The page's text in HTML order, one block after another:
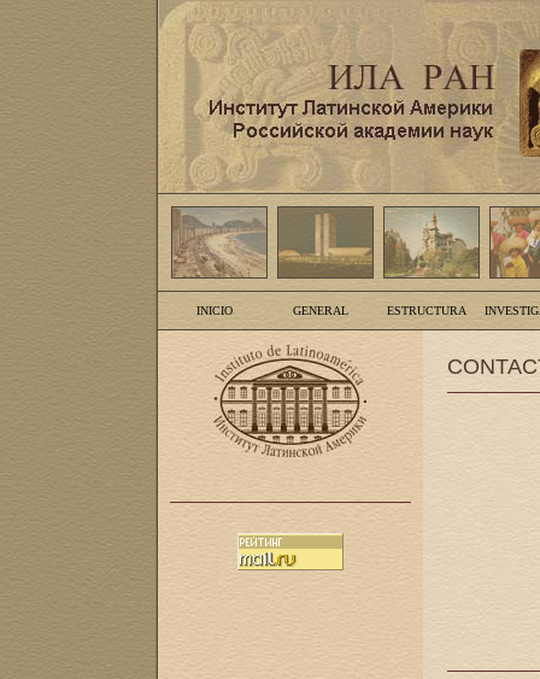
INICIO GENERAL ESTRUCTURA